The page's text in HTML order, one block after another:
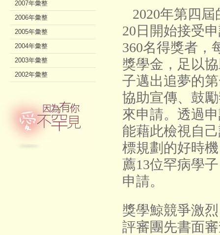
2020年第四屆
20日開始接受
360名得獎者，
獎學金，足以
子邁出追夢的
協助宣傳、鼓
來申請。透過
能藉此檢視自
標規劃的好時
薦13位罕病學
申請。
獎學鯨競爭激
評審團先書面
2007年彙整
2006年彙整
2005年彙整
2004年彙整
2003年彙整
2002年彙整